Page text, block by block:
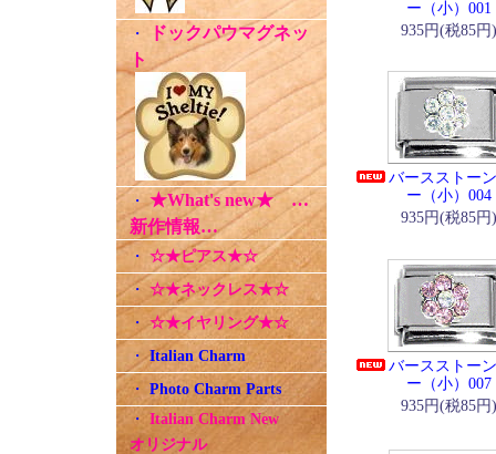
・
ドックパウマグネッ
ト
・★What's new★ …
新作情報…
・ ☆★ピアス★☆
・ ☆★ネックレス★☆
・☆★イヤリング★☆
・Italian Charm
・Photo Charm Parts
・ Italian Charm New
オリジナル
ー（小）001
935円(税85円)
バースストー
ー（小）004
935円(税85円)
バースストー
ー（小）007
935円(税85円)